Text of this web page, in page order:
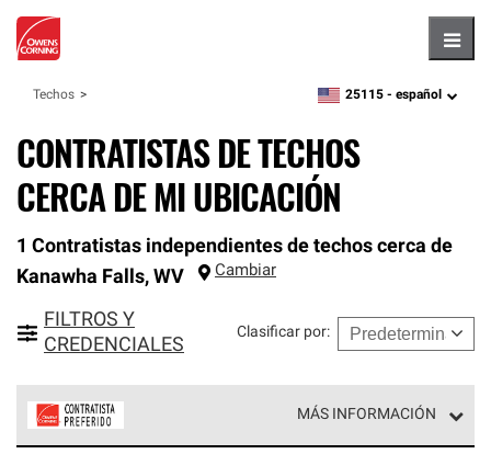
Techos zipcode,language
25115 - español
CONTRATISTAS DE TECHOS
CERCA DE MI UBICACIÓN
1 Contratistas independientes de techos cerca de
Kanawha Falls, WV Cambiar
FILTROS Y
CREDENCIALES
Clasificar por:
MÁS INFORMACIÓN